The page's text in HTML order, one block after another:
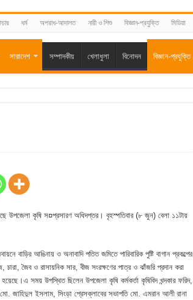
ধর্ম অপরাধ-আদালত নারী ও শিশু বিজ্ঞান-প্রযুক্তি মিডিয়া
সারাদেশ সম্পাদকীয় খেলাধুলা বিনোদন বিজ্ঞান-প্রযুক্তি
উপজেলা কৃষি স¤প্রসারণ অধিদপ্তর। বৃহস্পতিবার (৮ জুন) বেলা ১১টায়
বাড়ির আঙিনায় ও অনাবাদি পতিত জমিতে পারিবারিক পুষ্টি বাগান প্রকল্পের
জৈব ও রাসায়নিক সার, বীজ সংরক্ষণের পাত্র ও ঝাঁজরি প্রদান করা
সময় উপস্থিত ছিলেন উপজেলা কৃষি কর্মকর্তা কৃষিবিদ খন্দকার ফরিদ,
জাহিদুল ইসলাম, সিংড়া প্রেসক্লাবের সভাপতি মো. এমরান আলী রানা